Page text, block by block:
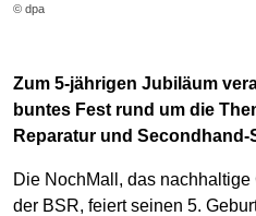
© dpa
Zum 5-jährigen Jubiläum
buntes Fest rund um die
Reparatur und Secondhand-
Die NochMall, das
der BSR, feiert seinen 5.